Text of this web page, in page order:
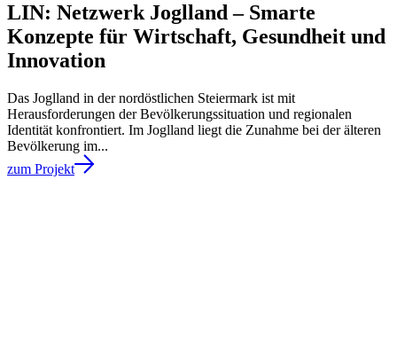
LIN: Netzwerk Joglland – Smarte
Konzepte für Wirtschaft, Gesundheit und
Innovation
Das Joglland in der nordöstlichen Steiermark ist mit
Herausforderungen der Bevölkerungssituation und regionalen
Identität konfrontiert. Im Joglland liegt die Zunahme bei der älteren
Bevölkerung im...
zum Projekt